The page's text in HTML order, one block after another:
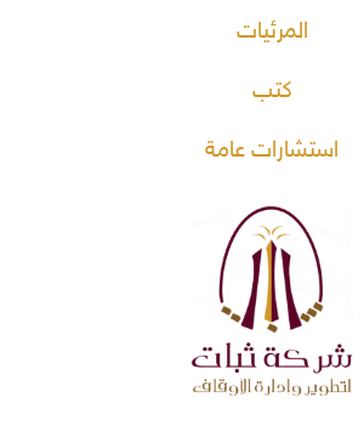
المرئيات
كتب
استشارات عامة